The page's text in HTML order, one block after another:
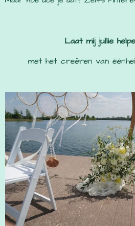
Laat mij jullie
met het creëren van